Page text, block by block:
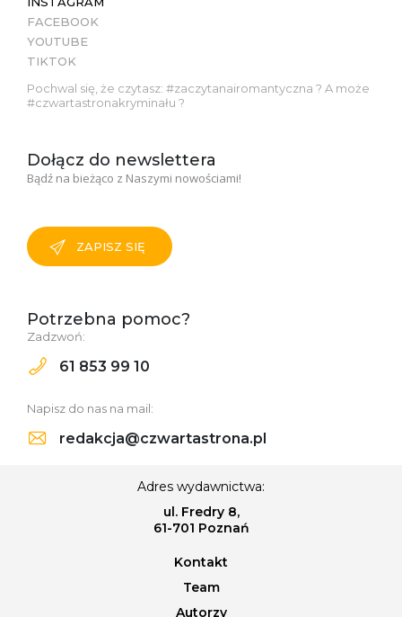
FACEBOOK
YOUTUBE
TIKTOK
Pochwal się, że czytasz: #zaczytanairomantyczna ? A może
#czwartastronakryminału ?
Dołącz do newslettera
Bądź na bieżąco z Naszymi nowościami!
ZAPISZ SIĘ
Potrzebna pomoc?
Zadzwoń:
61 853 99 10
Napisz do nas na mail:
redakcja@czwartastrona.pl
Adres wydawnictwa:
ul. Fredry 8,
61-701 Poznań
Kontakt
Team
Autorzy